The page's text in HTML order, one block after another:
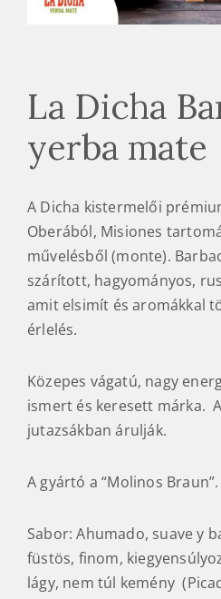
La Dicha
yerba mate
A Dicha kistermelői
Oberából, Misiones
művelésből (monte).
szárított, hagyományos,
amit elsimít és aromákkal
érlelés.
Közepes vágatú, nagy
ismert és keresett márka.
jutazsákban árulják.
A gyártó a “Molinos Braun”.
Sabor: Ahumado, suave y
füstös, finom,
lágy, nem túl kemény